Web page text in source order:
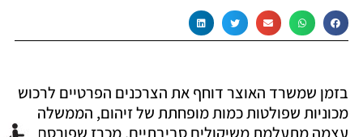
בזמן שמשרד האוצר דוחף את הצרכנים הפרטיים לרכוש
מכוניות שפולטות כמות מופחתת של זיהום, הממשלה